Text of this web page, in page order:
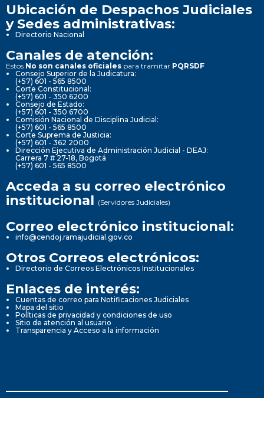
Ubicación de Despachos Judiciales
y Sedes administrativas:
Directorio Nacional
Canales de atención:
Estos No son canales oficiales para tramitar PQRSDF
Consejo Superior de la Judicatura:
(+57) 601 - 565 8500
Corte Constitucional:
(+57) 601 - 350 6200
Consejo de Estado:
(+57) 601 - 350 6700
Comisión Nacional de Disciplina Judicial:
(+57) 601 - 565 8500
Corte Suprema de Justicia:
(+57) 601 - 362 2000
Dirección Ejecutiva de Administración Judicial - DEAJ:
Carrera 7 # 27-18, Bogotá
(+57) 601 - 565 8500
Acceda a su correo electrónico
institucional (Servidores Judiciales)
Correo electrónico institucional:
info@cendoj.ramajudicial.gov.co
Otros Correos electrónicos:
Directorio de Correos Electrónicos Institucionales
Enlaces de interés:
Cuentas de correo para Notificaciones Judiciales
Mapa del sitio
Políticas de privacidad y condiciones de uso
Sitio de atención al usuario
Transparencia y Acceso a la información